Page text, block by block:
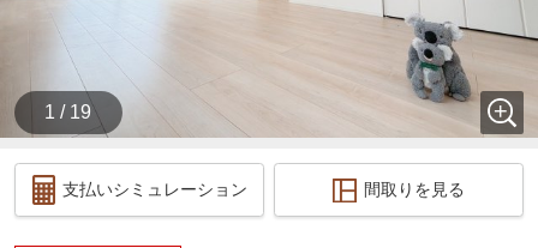
1 / 19
支払いシミュレーション 間取りを見る